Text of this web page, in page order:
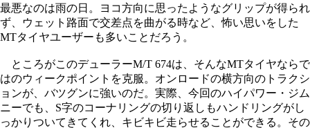
最悪なのは雨の日。ヨコ方向に思ったようなグリップが得られ
ず、ウェット路面で交差点を曲がる時など、怖い思いをした
MTタイヤユーザーも多いことだろう。
ところがこのデューラーM/T 674は、そんなMTタイヤならで
はのウィークポイントを克服。オンロードの横方向のトラクシ
ョンが、バツグンに強いのだ。実際、今回のハイパワー・ジム
ニーでも、S字のコーナリングの切り返しもハンドリングがし
っかりついてきてくれ、キビキビ走らせることができる。その